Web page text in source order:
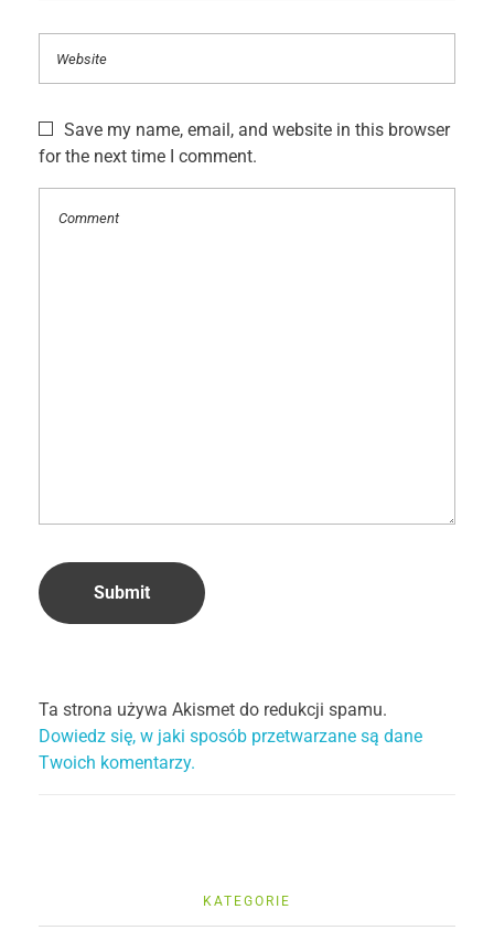
Save my name, email, and website in this browser
for the next time I comment.
Ta strona używa Akismet do redukcji spamu.
Dowiedz się, w jaki sposób przetwarzane są dane
Twoich komentarzy.
KATEGORIE